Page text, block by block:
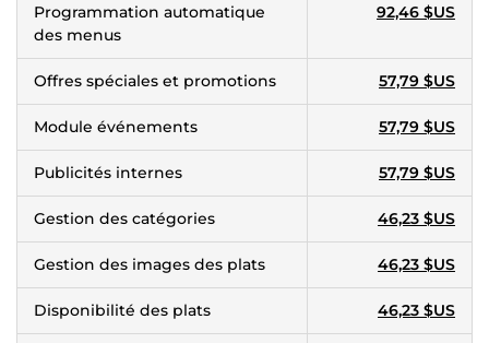
Programmation automatique
des menus
92,46 $US
Offres spéciales et promotions 57,79 $US
Module événements 57,79 $US
Publicités internes 57,79 $US
Gestion des catégories 46,23 $US
Gestion des images des plats 46,23 $US
Disponibilité des plats 46,23 $US